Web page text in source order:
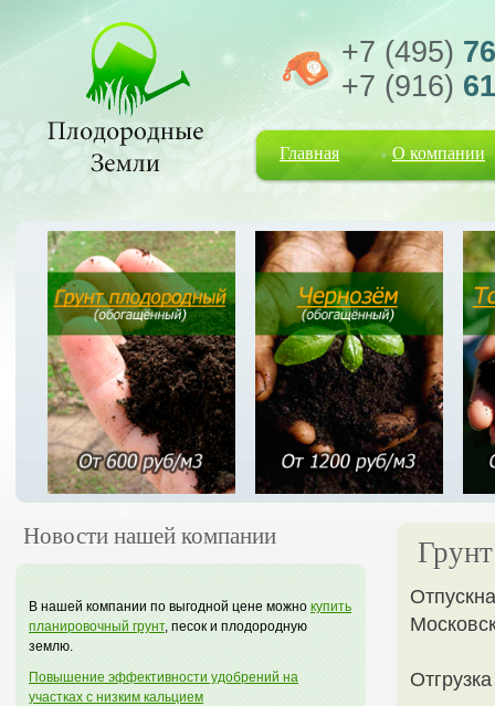
+7 (495)
+7 (916)
Главная О компании
Новости нашей компании
В нашей компании по выгодной цене можно купить
планировочный грунт, песок и плодородную
землю.
Повышение эффективности удобрений на
участках с низким кальцием